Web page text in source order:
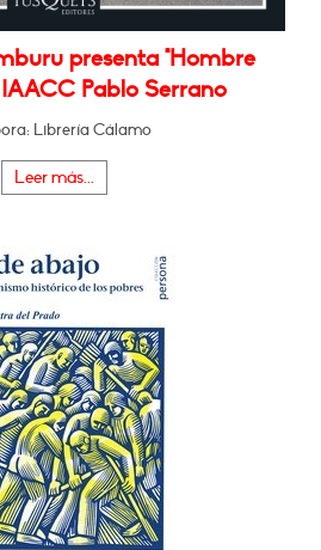
presenta "Hombre
Pablo Serrano
Librería Cálamo
Leer más...